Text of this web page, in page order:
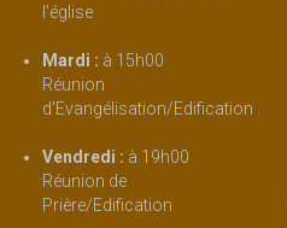
l'église
Mardi : à 15h00
Réunion
d'Evangélisation/Edification
Vendredi : à 19h00
Réunion de
Prière/Edification